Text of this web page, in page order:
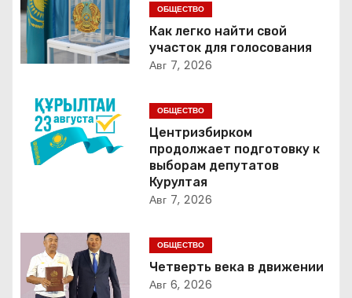
г
а
и
я
з
а
ОБЩЕСТВО
Как легко найти свой
участок для голосования
Авг 7, 2026
ОБЩЕСТВО
Центризбирком
продолжает подготовку к
выборам депутатов
Курултая
Авг 7, 2026
ОБЩЕСТВО
Четверть века в движении
Авг 6, 2026